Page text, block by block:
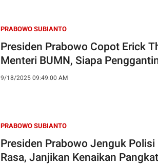
PRABOWO SUBIANTO
Presiden Prabowo Copot Erick
Menteri BUMN, Siapa
9/18/2025 09:49:00 AM
PRABOWO SUBIANTO
Presiden Prabowo Jenguk
Rasa, Janjikan Kenaikan